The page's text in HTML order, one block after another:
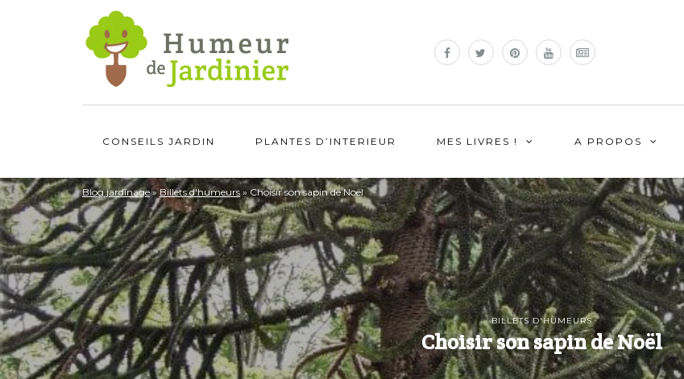
CONSEILS JARDIN PLANTES D’INTERIEUR MES LIVRES ! A PROPOS
Blog jardinage»Billets d'humeurs » Choisir son sapin de Noël
BILLETS D'HUMEURS
Choisir son sapin de Noël